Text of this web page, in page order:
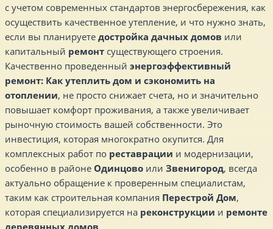
с учетом современных стандартов энергосбережения, как
осуществить качественное утепление, и что нужно знать,
если вы планируете достройка дачных домов или
капитальный ремонт существующего строения.
Качественно проведенный энергоэффективный
ремонт: Как утеплить дом и сэкономить на
отоплении, не просто снижает счета, но и значительно
повышает комфорт проживания, а также увеличивает
рыночную стоимость вашей собственности. Это
инвестиция, которая многократно окупится. Для
комплексных работ по реставрации и модернизации,
особенно в районе Одинцово или Звенигород, всегда
актуально обращение к проверенным специалистам,
таким как строительная компания Перестрой Дом,
которая специализируется на реконструкции и ремонте